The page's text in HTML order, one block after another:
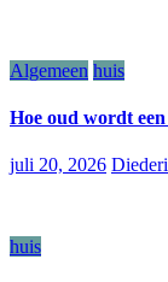
Algemeen huis
Hoe oud wordt
juli 20, 2026
huis